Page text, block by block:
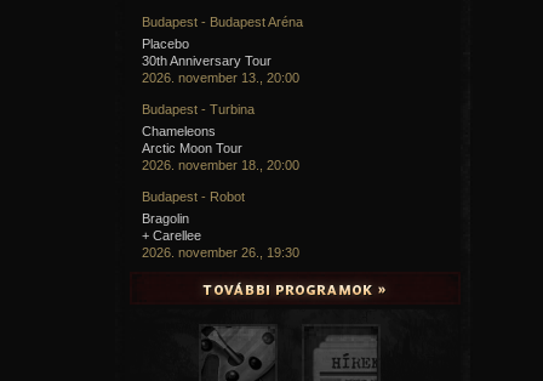
Budapest - Budapest Aréna
Placebo
30th Anniversary Tour
2026. november 13., 20:00
Budapest - Turbina
Chameleons
Arctic Moon Tour
2026. november 18., 20:00
Budapest - Robot
Bragolin
+ Carellee
2026. november 26., 19:30